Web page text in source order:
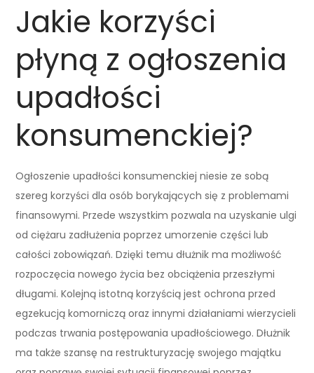
Jakie korzyści
płyną z ogłoszenia
upadłości
konsumenckiej?
Ogłoszenie upadłości konsumenckiej niesie ze sobą
szereg korzyści dla osób borykających się z problemami
finansowymi. Przede wszystkim pozwala na uzyskanie ulgi
od ciężaru zadłużenia poprzez umorzenie części lub
całości zobowiązań. Dzięki temu dłużnik ma możliwość
rozpoczęcia nowego życia bez obciążenia przeszłymi
długami. Kolejną istotną korzyścią jest ochrona przed
egzekucją komorniczą oraz innymi działaniami wierzycieli
podczas trwania postępowania upadłościowego. Dłużnik
ma także szansę na restrukturyzację swojego majątku